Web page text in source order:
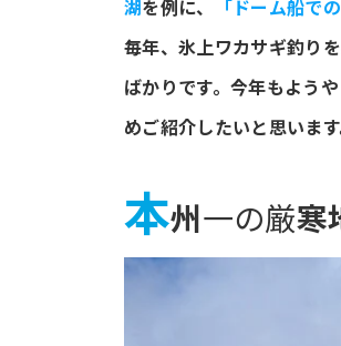
湖を例に、 「ドーム船で
毎年、氷上ワカサギ釣り
ばかりです。今年もよう
めご紹介したいと思います
本州一の厳寒